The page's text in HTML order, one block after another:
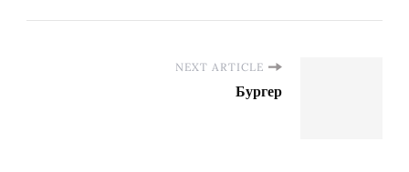
NEXT ARTICLE
Бургер